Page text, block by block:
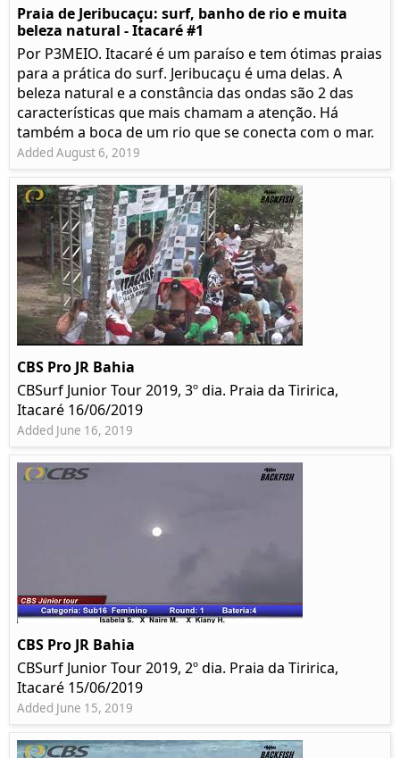
Praia de Jeribucaçu: surf, banho de rio e muita
beleza natural - Itacaré #1
Por P3MEIO. Itacaré é um paraíso e tem ótimas praias
para a prática do surf. Jeribucaçu é uma delas. A
beleza natural e a constância das ondas são 2 das
características que mais chamam a atenção. Há
também a boca de um rio que se conecta com o mar.
Added August 6, 2019
CBS Pro JR Bahia
CBSurf Junior Tour 2019, 3º dia. Praia da Tiririca,
Itacaré 16/06/2019
Added June 16, 2019
CBS Pro JR Bahia
CBSurf Junior Tour 2019, 2º dia. Praia da Tiririca,
Itacaré 15/06/2019
Added June 15, 2019